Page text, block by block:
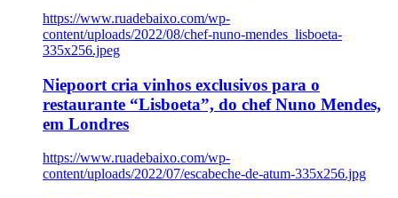
https://www.ruadebaixo.com/wp-
content/uploads/2022/08/chef-nuno-mendes_lisboeta-
335x256.jpeg
Niepoort cria vinhos exclusivos para o
restaurante “Lisboeta”, do chef Nuno Mendes,
em Londres
https://www.ruadebaixo.com/wp-
content/uploads/2022/07/escabeche-de-atum-335x256.jpg